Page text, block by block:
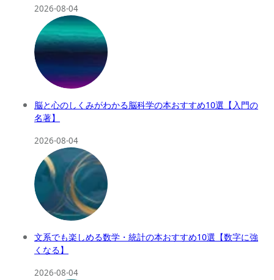
2026-08-04
脳と心のしくみがわかる脳科学の本おすすめ10選【入門の
名著】
2026-08-04
文系でも楽しめる数学・統計の本おすすめ10選【数字に強
くなる】
2026-08-04